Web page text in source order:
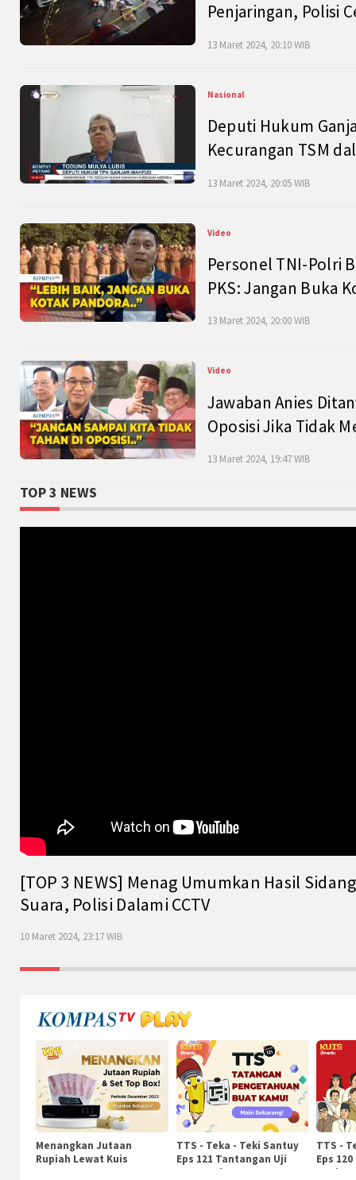
Penjaringan, Polisi
13 Maret 2024, 20:10 WIB
Nasional
Deputi Hukum
Kecurangan TSM
13 Maret 2024, 20:05 WIB
Video
Personel TNI-Polri
PKS: Jangan Buka
13 Maret 2024, 20:00 WIB
Video
Jawaban Anies
Oposisi Jika Tidak
13 Maret 2024, 19:47 WIB
TOP 3 NEWS
[TOP 3 NEWS] Menag Umumkan Hasil
Suara, Polisi Dalami CCTV
10 Maret 2024, 23:17 WIB
Menangkan Jutaan
Rupiah Lewat Kuis
TTS - Teka - Teki Santuy
Eps 121 Tantangan Uji
Pengetahuan
TTS -
Eps